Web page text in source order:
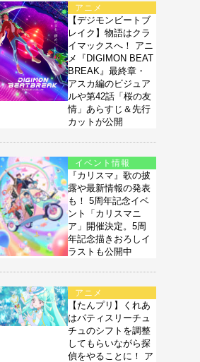
アニメ
【デジモンビートブ
レイク】物語はクラ
イマックスへ！ アニ
メ『DIGIMON BEAT
BREAK』最終章・
アスカ編のビジュア
ルや第42話「桜の友
情」あらすじ＆先行
カットが公開
イベント情報
『カリスマ』歌の披
露や最新情報の発表
も！ 5周年記念イベ
ント「カリスマニ
ア」開催決定。5周
年記念描きおろしイ
ラストも公開中
アニメ
【たんプリ】くれあ
はパティスリーチュ
チュのシフトを調整
してもらいながら探
偵をやることに！ ア